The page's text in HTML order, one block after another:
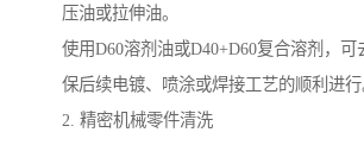
压油或拉伸油。
使用D60溶剂油或D40+D60复合溶剂，可
保后续电镀、喷涂或焊接工艺的顺利进行
2. 精密机械零件清洗